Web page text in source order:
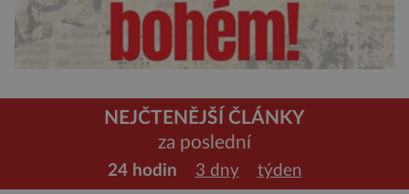
NEJČTENĚJŠÍ ČLÁNKY
za poslední
24 hodin 3 dny týden